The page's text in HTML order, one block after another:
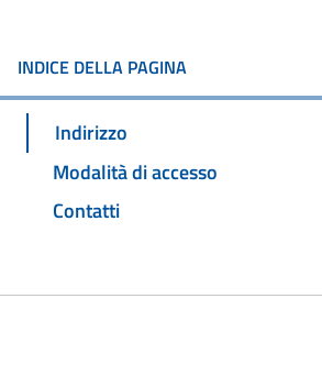
INDICE DELLA PAGINA
Indirizzo
Modalità di accesso
Contatti